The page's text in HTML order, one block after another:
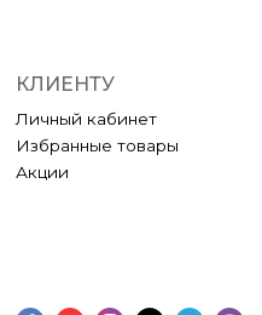
КЛИЕНТУ
Личный кабинет
Избранные товары
Акции